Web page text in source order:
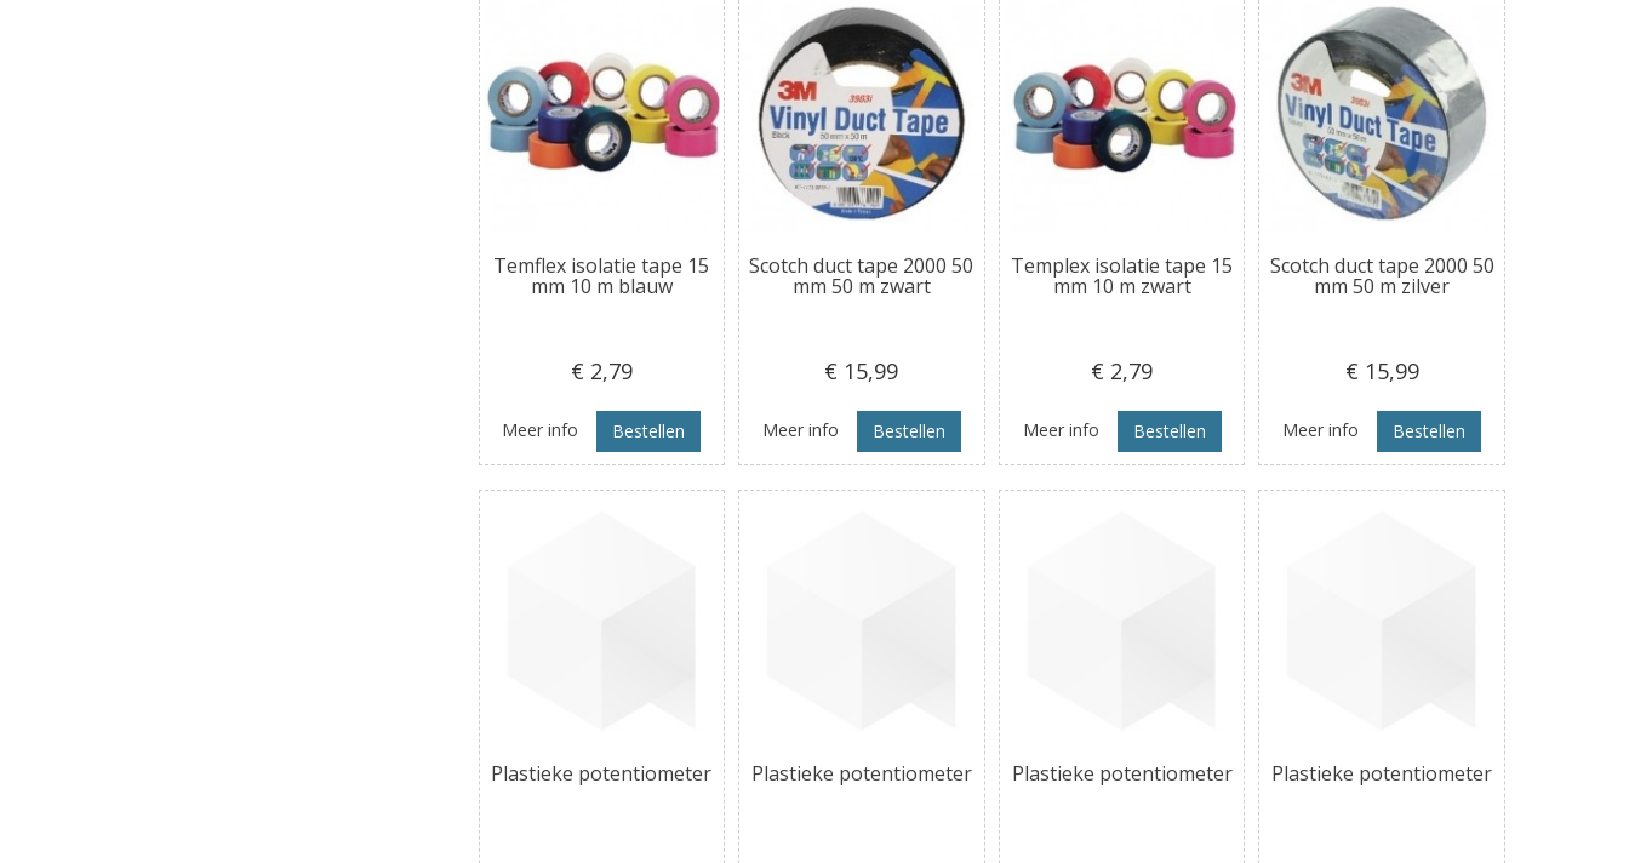
Temflex isolatie tape 15
mm 10 m blauw
€ 2,79
Meer info Bestellen
Scotch duct tape 2000 50
mm 50 m zwart
€ 15,99
Meer info Bestellen
Templex isolatie tape 15
mm 10 m zwart
€ 2,79
Meer info Bestellen
Scotch duct tape 2000 50
mm 50 m zilver
€ 15,99
Meer info Bestellen
Plastieke potentiometer Plastieke potentiometer Plastieke potentiometer Plastieke potentiometer